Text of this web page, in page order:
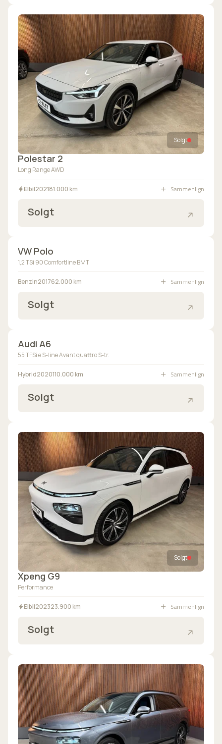
Solgt
Polestar 2
Long Range AWD
Elbil202181.000 km Sammenlign
Solgt
Bilen er på vej ind
VW Polo
1,2 TSi 90 Comfortline BMT
Benzin201762.000 km Sammenlign
Solgt
Bilen er på vej ind
Audi A6
55 TFSi e S-line Avant quattro S-tr.
Hybrid2020110.000 km Sammenlign
Solgt
Solgt
Xpeng G9
Performance
Elbil202323.900 km Sammenlign
Solgt